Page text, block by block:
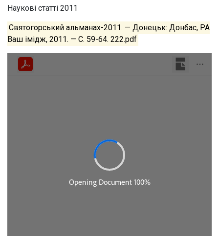
Наукові статті 2011
Святогорський альманах-2011. — Донецьк: Донбас, РА
Ваш імідж, 2011. — С. 59-64. 222.pdf